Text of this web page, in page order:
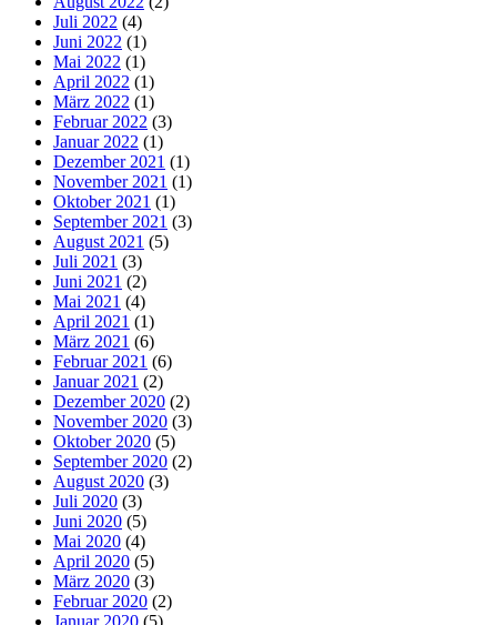
Juli 2022 (4)
Juni 2022 (1)
Mai 2022 (1)
April 2022 (1)
März 2022 (1)
Februar 2022 (3)
Januar 2022 (1)
Dezember 2021 (1)
November 2021 (1)
Oktober 2021 (1)
September 2021 (3)
August 2021 (5)
Juli 2021 (3)
Juni 2021 (2)
Mai 2021 (4)
April 2021 (1)
März 2021 (6)
Februar 2021 (6)
Januar 2021 (2)
Dezember 2020 (2)
November 2020 (3)
Oktober 2020 (5)
September 2020 (2)
August 2020 (3)
Juli 2020 (3)
Juni 2020 (5)
Mai 2020 (4)
April 2020 (5)
März 2020 (3)
Februar 2020 (2)
Januar 2020 (5)